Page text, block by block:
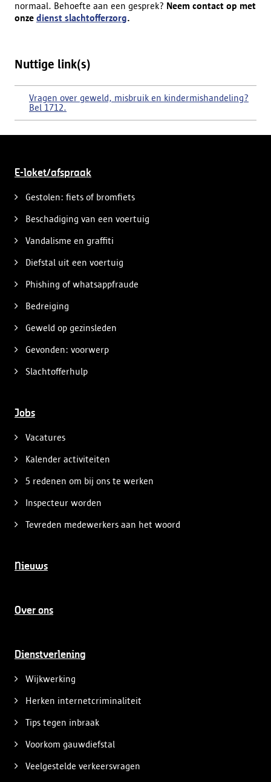
normaal. Behoefte aan een gesprek? Neem contact op met
onze dienst slachtofferzorg.
Nuttige link(s)
Vragen over geweld, misbruik en kindermishandeling?
Bel 1712.
E-loket/afspraak
Gestolen: fiets of bromfiets
Beschadiging van een voertuig
Vandalisme en graffiti
Diefstal uit een voertuig
Phishing of whatsappfraude
Bedreiging
Geweld op gezinsleden
Gevonden: voorwerp
Slachtofferhulp
Jobs
Vacatures
Kalender activiteiten
5 redenen om bij ons te werken
Inspecteur worden
Tevreden medewerkers aan het woord
Nieuws
Over ons
Dienstverlening
Wijkwerking
Herken internetcriminaliteit
Tips tegen inbraak
Voorkom gauwdiefstal
Veelgestelde verkeersvragen